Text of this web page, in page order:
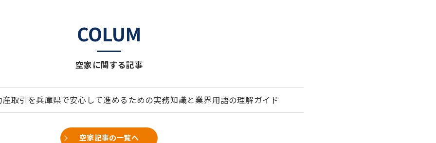
空家に関する記事
COLUM
産取引を兵庫県で安心して進めるための実務知識と業界用語の理解ガイド
空家記事の一覧へ